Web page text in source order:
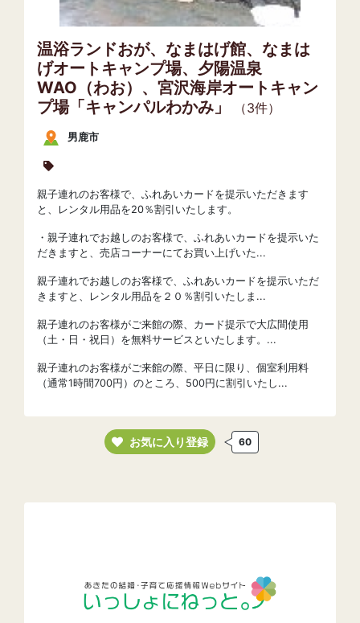
温浴ランドおが、なまはげ館、なまは
げオートキャンプ場、夕陽温泉
WAO（わお）、宮沢海岸オートキャン
プ場「キャンパルわかみ」
（3件）
男鹿市
親子連れのお客様で、ふれあいカードを提示いただきます
と、レンタル用品を20％割引いたします。
・親子連れでお越しのお客様で、ふれあいカードを提示いた
だきますと、売店コーナーにてお買い上げいた...
親子連れでお越しのお客様で、ふれあいカードを提示いただ
きますと、レンタル用品を２０％割引いたしま...
親子連れのお客様がご来館の際、カード提示で大広間使用
（土・日・祝日）を無料サービスといたします。...
親子連れのお客様がご来館の際、平日に限り、個室利用料
（通常1時間700円）のところ、500円に割引いたし...
お気に入り登録 60